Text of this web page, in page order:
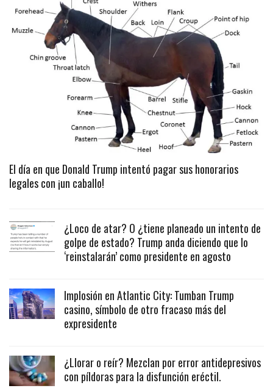
El día en que Donald Trump intentó pagar sus honorarios
legales con ¡un caballo!
¿Loco de atar? O ¿tiene planeado un intento de
golpe de estado? Trump anda diciendo que lo
‘reinstalarán’ como presidente en agosto
Implosión en Atlantic City: Tumban Trump
casino, símbolo de otro fracaso más del
expresidente
¿Llorar o reír? Mezclan por error antidepresivos
con píldoras para la disfunción eréctil.